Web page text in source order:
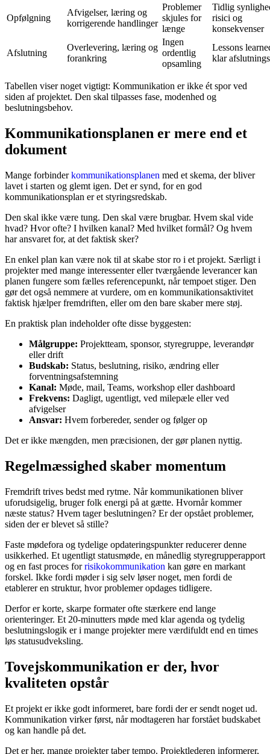
Opfølgning
Afvigelser, læring og
korrigerende handlinger
Problemer
skjules for
længe
Tidlig
risici og
konsekvenser
Afslutning
Overlevering, læring og
forankring
Ingen
ordentlig
opsamling
Lessons
klar
Tabellen viser noget vigtigt: Kommunikation er ikke ét spor ved
siden af projektet. Den skal tilpasses fase, modenhed og
beslutningsbehov.
Kommunikationsplanen er mere end et
dokument
Mange forbinderkommunikationsplanen med et skema, der bliver
lavet i starten og glemt igen. Det er synd, for en god
kommunikationsplan er et styringsredskab.
Den skal ikke være tung. Den skal være brugbar. Hvem skal vide
hvad? Hvor ofte? I hvilken kanal? Med hvilket formål? Og hvem
har ansvaret for, at det faktisk sker?
En enkel plan kan være nok til at skabe stor ro i et projekt. Særligt i
projekter med mange interessenter eller tværgående leverancer kan
planen fungere som fælles referencepunkt, når tempoet stiger. Den
gør det også nemmere at vurdere, om en kommunikationsaktivitet
faktisk hjælper fremdriften, eller om den bare skaber mere støj.
En praktisk plan indeholder ofte disse byggesten:
Målgruppe: Projektteam, sponsor, styregruppe, leverandør
eller drift
Budskab: Status, beslutning, risiko, ændring eller
forventningsafstemning
Kanal: Møde, mail, Teams, workshop eller dashboard
Frekvens: Dagligt, ugentligt, ved milepæle eller ved
afvigelser
Ansvar: Hvem forbereder, sender og følger op
Det er ikke mængden, men præcisionen, der gør planen nyttig.
Regelmæssighed skaber momentum
Fremdrift trives bedst med rytme. Når kommunikationen bliver
uforudsigelig, bruger folk energi på at gætte. Hvornår kommer
næste status? Hvem tager beslutningen? Er der opstået problemer,
siden der er blevet så stille?
Faste mødefora og tydelige opdateringspunkter reducerer denne
usikkerhed. Et ugentligt statusmøde, en månedlig styregrupperapport
og en fast proces forrisikokommunikation kan gøre en markant
forskel. Ikke fordi møder i sig selv løser noget, men fordi de
etablerer en struktur, hvor problemer opdages tidligere.
Derfor er korte, skarpe formater ofte stærkere end lange
orienteringer. Et 20-minutters møde med klar agenda og tydelig
beslutningslogik er i mange projekter mere værdifuldt end en times
løs statusudveksling.
Tovejskommunikation er der, hvor
kvaliteten opstår
Et projekt er ikke godt informeret, bare fordi der er sendt noget ud.
Kommunikation virker først, når modtageren har forstået budskabet
og kan handle på det.
Det er her, mange projekter taber tempo. Projektlederen informerer,